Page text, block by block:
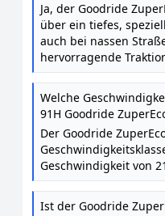
Ja, der Goodride
über ein tiefes,
auch bei nassen
hervorragende
Welche
91H Goodride
Der Goodride
Geschwindigkeit von
Ist der Goodride